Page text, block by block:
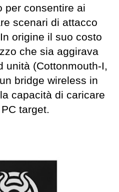
per consentire ai
scenari di attacco
origine il suo costo
che sia aggirava
unità (Cottonmouth-I,
bridge wireless in
capacità di caricare
target.